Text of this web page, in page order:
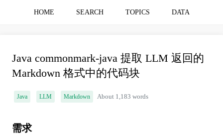
HOME SEARCH TOPICS DATA
Java commonmark-java 提取 LLM 返回的
Markdown 格式中的代码块
Java LLM Markdown About 1,183 words
需求